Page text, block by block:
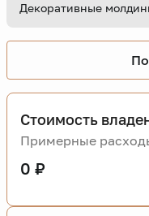
Декоративные
Стоимость
Примерные
0 ₽